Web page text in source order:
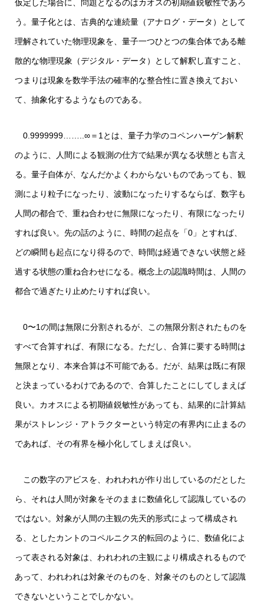
仮定した場合に、問題となるのはカオスの初期値鋭敏性であろ
う。量子化とは、古典的な連続量（アナログ・データ）として
理解されていた物理現象を、量子一つひとつの集合体である離
散的な物理現象（デジタル・データ）として解釈し直すこと、
つまりは現象を数学手法の確率的な整合性に置き換えておい
て、抽象化するようなものである。
0.9999999……..∞＝1とは、量子力学のコペンハーゲン解釈
のように、人間による観測の仕方で結果が異なる状態とも言え
る。量子自体が、なんだかよくわからないものであっても、観
測により粒子になったり、波動になったりするならば、数字も
人間の都合で、重ね合わせに無限になったり、有限になったり
すれば良い。先の話のように、時間の起点を「0」とすれば、
どの瞬間も起点になり得るので、時間は経過できない状態と経
過する状態の重ね合わせになる。概念上の認識時間は、人間の
都合で過ぎたり止めたりすれば良い。
0〜1の間は無限に分割されるが、この無限分割されたものを
すべて合算すれば、有限になる。ただし、合算に要する時間は
無限となり、本来合算は不可能である。だが、結果は既に有限
と決まっているわけであるので、合算したことにしてしまえば
良い。カオスによる初期値鋭敏性があっても、結果的に計算結
果がストレンジ・アトラクターという特定の有界内に止まるの
であれば、その有界を極小化してしまえば良い。
この数字のアビスを、われわれが作り出しているのだとした
ら、それは人間が対象をそのままに数値化して認識しているの
ではない。対象が人間の主観の先天的形式によって構成され
る、としたカントのコペルニクス的転回のように、数値化によ
って表される対象は、われわれの主観により構成されるもので
あって、われわれは対象そのものを、対象そのものとして認識
できないということでしかない。